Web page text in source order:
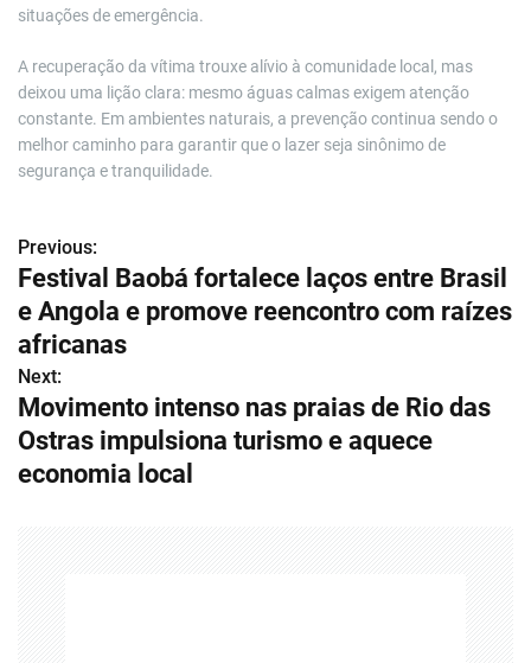
situações de emergência.
A recuperação da vítima trouxe alívio à comunidade local, mas
deixou uma lição clara: mesmo águas calmas exigem atenção
constante. Em ambientes naturais, a prevenção continua sendo o
melhor caminho para garantir que o lazer seja sinônimo de
segurança e tranquilidade.
N
a
v
e
g
a
Previous:
Festival Baobá fortalece laços entre Brasil
e Angola e promove reencontro com raízes
africanas
Next:
Movimento intenso nas praias de Rio das
Ostras impulsiona turismo e aquece
economia local